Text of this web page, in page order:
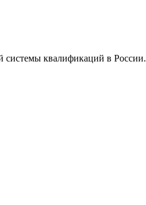
системы квалификаций в России.